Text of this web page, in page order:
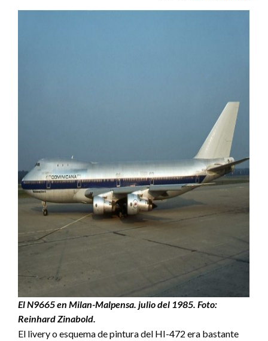
El N9665 en Milan-Malpensa. julio del 1985. Foto:
Reinhard Zinabold.
El livery o esquema de pintura del HI-472 era bastante